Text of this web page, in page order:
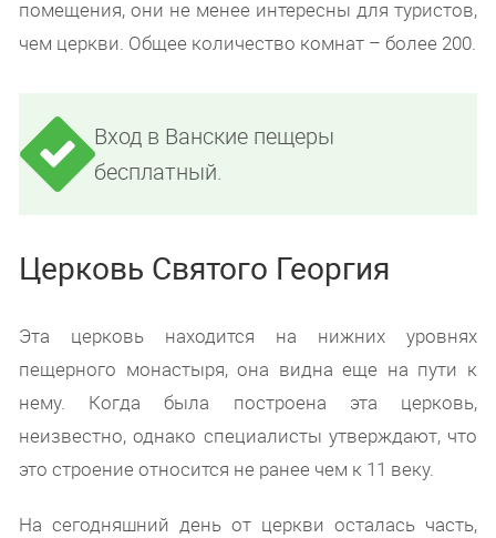
помещения, они не менее интересны для туристов,
чем церкви. Общее количество комнат – более 200.
Вход в Ванские пещеры
бесплатный.
Церковь Святого Георгия
Эта церковь находится на нижних уровнях
пещерного монастыря, она видна еще на пути к
нему. Когда была построена эта церковь,
неизвестно, однако специалисты утверждают, что
это строение относится не ранее чем к 11 веку.
На сегодняшний день от церкви осталась часть,